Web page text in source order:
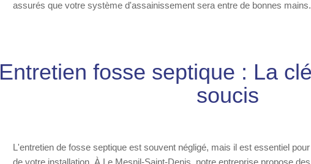
assurés que votre système d'assainissement sera entre de bonnes mains.
Entretien fosse septique : La
soucis
L'entretien de fosse septique est souvent négligé, mais il est essentiel
de votre installation. À Le Mesnil-Saint-Denis, notre entreprise propose